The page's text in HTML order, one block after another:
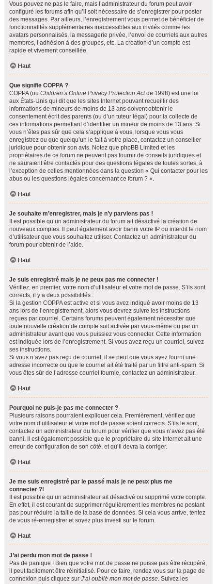
Vous pouvez ne pas le faire, mais l’administrateur du forum peut avoir
configuré les forums afin qu’il soit nécessaire de s’enregistrer pour poster
des messages. Par ailleurs, l’enregistrement vous permet de bénéficier de
fonctionnalités supplémentaires inaccessibles aux invités comme les
avatars personnalisés, la messagerie privée, l’envoi de courriels aux autres
membres, l’adhésion à des groupes, etc. La création d’un compte est
rapide et vivement conseillée.
Haut
Que signifie COPPA ?
COPPA (ou Children’s Online Privacy Protection Actde 1998) est une loi
aux États-Unis qui dit que les sites Internet pouvant recueillir des
informations de mineurs de moins de 13 ans doivent obtenir le
consentement écrit des parents (ou d’un tuteur légal) pour la collecte de
ces informations permettant d’identifier un mineur de moins de 13 ans. Si
vous n’êtes pas sûr que cela s’applique à vous, lorsque vous vous
enregistrez ou que quelqu’un le fait à votre place, contactez un conseiller
juridique pour obtenir son avis. Notez que phpBB Limited et les
propriétaires de ce forum ne peuvent pas fournir de conseils juridiques et
ne sauraient être contactés pour des questions légales de toutes sortes, à
l’exception de celles mentionnées dans la question « Qui contacter pour les
abus ou les questions légales concernant ce forum ? ».
Haut
Je souhaite m’enregistrer, mais je n’y parviens pas !
Il est possible qu’un administrateur du forum ait désactivé la création de
nouveaux comptes. Il peut également avoir banni votre IP ou interdit le nom
d’utilisateur que vous souhaitez utiliser. Contactez un administrateur du
forum pour obtenir de l’aide.
Haut
Je suis enregistré mais je ne peux pas me connecter !
Vérifiez, en premier, votre nom d’utilisateur et votre mot de passe. S’ils sont
corrects, il y a deux possibilités :
Si la gestion COPPA est active et si vous avez indiqué avoir moins de 13
ans lors de l’enregistrement, alors vous devrez suivre les instructions
reçues par courriel. Certains forums peuvent également nécessiter que
toute nouvelle création de compte soit activée par vous-même ou par un
administrateur avant que vous puissiez vous connecter. Cette information
est indiquée lors de l’enregistrement. Si vous avez reçu un courriel, suivez
ses instructions.
Si vous n’avez pas reçu de courriel, il se peut que vous ayez fourni une
adresse incorrecte ou que le courriel ait été traité par un filtre anti-spam. Si
vous êtes sûr de l’adresse courriel fournie, contactez un administrateur.
Haut
Pourquoi ne puis-je pas me connecter ?
Plusieurs raisons pourraient expliquer cela. Premièrement, vérifiez que
votre nom d’utilisateur et votre mot de passe soient corrects. S’ils le sont,
contactez un administrateur du forum pour vérifier que vous n’avez pas été
banni. Il est également possible que le propriétaire du site Internet ait une
erreur de configuration de son côté, et qu’il devra la corriger.
Haut
Je me suis enregistré par le passé mais je ne peux plus me
connecter ?!
Il est possible qu’un administrateur ait désactivé ou supprimé votre compte.
En effet, il est courant de supprimer régulièrement les membres ne postant
pas pour réduire la taille de la base de données. Si cela vous arrive, tentez
de vous ré-enregistrer et soyez plus investi sur le forum.
Haut
J’ai perdu mon mot de passe !
Pas de panique ! Bien que votre mot de passe ne puisse pas être récupéré,
il peut facilement être réinitialisé. Pour ce faire, rendez vous sur la page de
connexion puis cliquez sur J’ai oublié mon mot de passe. Suivez les